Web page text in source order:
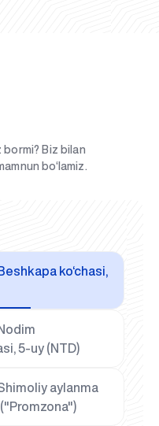
Biz bilan
bo‘lamiz.
ko‘chasi,
5-uy (NTD)
aylanma
("Promzona")